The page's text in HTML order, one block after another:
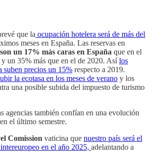
que la ocupación hotelera será de más del
meses en España. Las reservas en
son un 17% más caras en España que en el
un 35% más que en el de 2020. Asílos
suben precios un 15% respecto a 2019.
la ecotasa en los meses de verano y los
una posible subida del impuesto de turismo
agencias también confían en una evolución
el último semestre.
Comission vaticina que nuestro país será el
en el año 2025, adelantando a